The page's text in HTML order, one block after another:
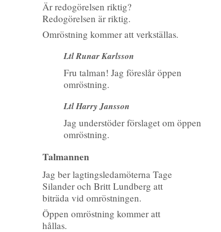
Är redogörelsen riktig?
Redogörelsen är riktig.
Omröstning kommer att verkställas.
Ltl Runar Karlsson
Fru talman! Jag föreslår öppen
omröstning.
Ltl Harry Jansson
Jag understöder förslaget om öppen
omröstning.
Talmannen
Jag ber lagtingsledamöterna Tage
Silander och Britt Lundberg att
biträda vid omröstningen.
Öppen omröstning kommer att
hållas.